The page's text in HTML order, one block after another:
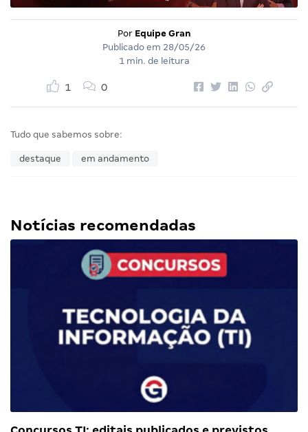
Por Equipe Gran
Publicado em 28/05/26
1 min. de leitura
1 0
Tudo que sabemos sobre:
destaque em andamento
Notícias recomendadas